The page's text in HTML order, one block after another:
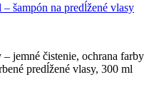
šampón na predĺžené vlasy
– jemné čistenie, ochrana farby
predĺžené vlasy, 300 ml